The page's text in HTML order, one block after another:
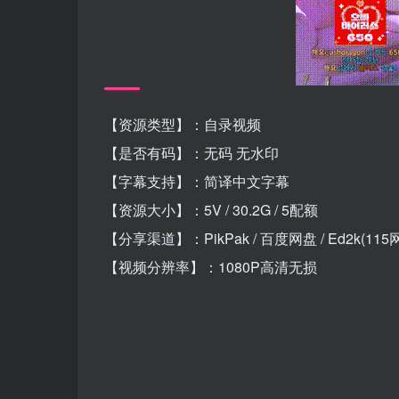
【资源类型】：自录视频
【是否有码】：无码 无水印
【字幕支持】：简译中文字幕
【资源大小】：5V / 30.2G / 5配额
【分享渠道】：PikPak / 百度网盘 / Ed2k(115
【视频分辨率】：1080P高清无损